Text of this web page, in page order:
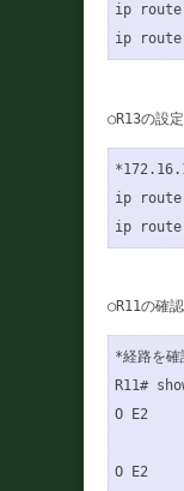
ip route
ip route
*経路を確
R11#
O E2
O E2